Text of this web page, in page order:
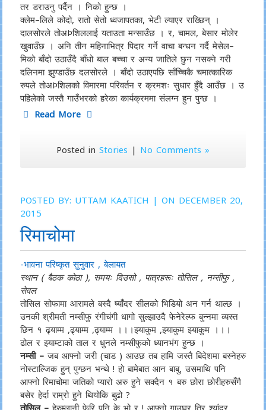
तर डराउनु पर्दैन । निको हुन्छ ।
क्लेम–लिले कोदो, रातो सेतो ध्वजापतका, भेटी ल्याएर राख्छिन् ।
दालसोरले तोअÞशिललाई यताउता मन्साउँछ । र, चामल, बेसार मोलेर
खुवाउँछ । अनि तीन महिनाभित्र पिदार गर्ने वाचा बन्धन गर्दै मेसेल–
मिको बाँदो उठाउँदै बाँधो बाल बच्चा र अन्य जातिले छुन नसक्ने गरी
दलिनमा झुण्डाउँछ दलसोरले । बाँदो उठाएपछि साँच्चिकै चमात्कारिक
रुपले तोअÞशिलको विमारमा परिवर्तन र क्रमशः सुधार हुँदै आउँछ । उ
पहिलेको जस्तै गाउँभरको हरेका कार्यक्रममा संलग्न हुन पुग्छ ।
Read More
Posted in Stories | No Comments »
POSTED BY: UTTAM KAATICH | ON DECEMBER 20,
2015
रिमाचोमा
-भावना परिष्कृत सुनुवार , बेलायत
स्थान ( बैठक कोठा ), समयः दिउसो , पात्रहरूः तोसिल , नम्सीफु ,
सेवल
तोसिल सोफामा आरामले बस्दै ष्याँदर सीलको भिडियो अन गर्न थाल्छ ।
उनकी श्रीमती नम्सीफु रंगीचंगी धागो सुल्झाउदै फेनेरेल्फ बुन्नमा व्यस्त
छिन १ ढ्याम्म ,ढ्याम्म ,ढ्याम्म ।।।झ्याकुम ,झ्याकुम झ्याकुम ।।।
ढोल र झ्याम्टाको ताल र धुनले नम्सीफुको ध्यानभंग हुन्छ ।
नम्सी –जब आफ्नो जरी (चाड ) आउछ तब हामि जस्तै बिदेशमा बस्नेहरु
नोस्टाल्जिक हुन् पुग्छन भन्थे ! हो बामेबात आन बाबु, उसमाथि पनि
आफ्नो रिमाचोमा जतिको प्यारो अरु हुने सक्दैन १ बरु छोरा छोरीहरुसँगै
बसेर हेर्दा राम्रो हुने थियोकि बुढो ?
तोसिल –हेरुम्लानी फेरि पनि के भो र ! आफ्नो गाउघर तिर श्यांदर